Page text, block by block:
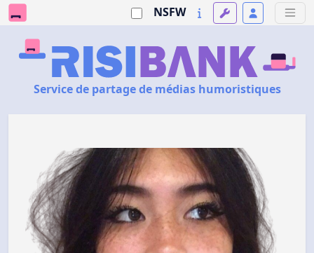
NSFW
Service de partage de médias humoristiques